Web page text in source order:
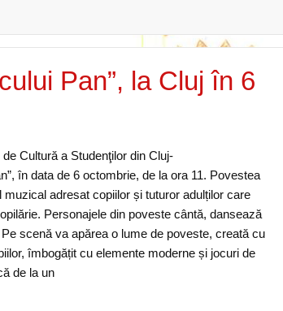
Pan”, la Cluj în 6
Cultură a Studenţilor din Cluj-
în data de 6 octombrie, de la ora 11. Povestea
adresat copiilor și tuturor adulților care
Personajele din poveste cântă, dansează
scenă va apărea o lume de poveste, creată cu
îmbogățit cu elemente moderne și jocuri de
de la un